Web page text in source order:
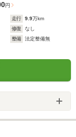
円
走行 9.9万km
修復
なし
整備
法定整備無